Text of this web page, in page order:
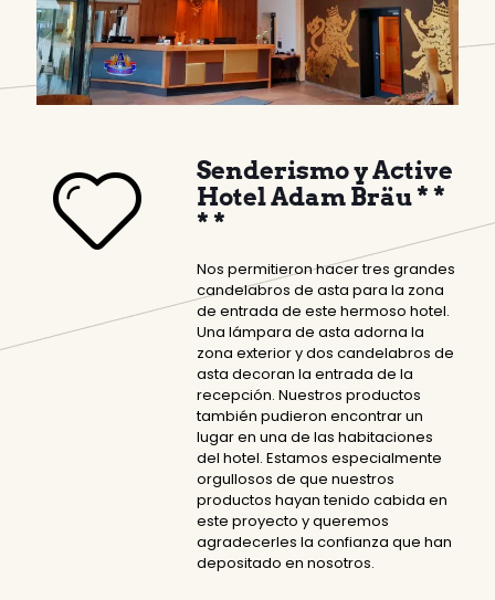
Senderismo y Active
Hotel Adam Bräu * *
* *
Nos permitieron hacer tres grandes
candelabros de asta para la zona
de entrada de este hermoso hotel.
Una lámpara de asta adorna la
zona exterior y dos candelabros de
asta decoran la entrada de la
recepción. Nuestros productos
también pudieron encontrar un
lugar en una de las habitaciones
del hotel. Estamos especialmente
orgullosos de que nuestros
productos hayan tenido cabida en
este proyecto y queremos
agradecerles la confianza que han
depositado en nosotros.